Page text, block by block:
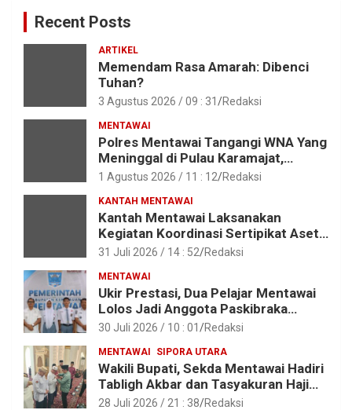
Recent Posts
ARTIKEL
Memendam Rasa Amarah: Dibenci
Tuhan?
3 Agustus 2026 / 09 : 31 Redaksi
MENTAWAI
Polres Mentawai Tangangi WNA Yang
Meninggal di Pulau Karamajat,
Sibaday
1 Agustus 2026 / 11 : 12 Redaksi
KANTAH MENTAWAI
Kantah Mentawai Laksanakan
Kegiatan Koordinasi Sertipikat Aset
Tanah Pemkab Mentawai
31 Juli 2026 / 14 : 52 Redaksi
MENTAWAI
Ukir Prestasi, Dua Pelajar Mentawai
Lolos Jadi Anggota Paskibraka
Provinsi Sumbar
30 Juli 2026 / 10 : 01 Redaksi
MENTAWAI SIPORA UTARA
Wakili Bupati, Sekda Mentawai Hadiri
Tabligh Akbar dan Tasyakuran Haji
2026 di Kota Padang
28 Juli 2026 / 21 : 38 Redaksi